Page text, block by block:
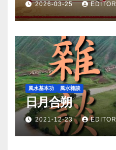
2026-03-25 EDITOR
風水基本功 風水雜談
日月合朔
2021-12-23 EDITOR